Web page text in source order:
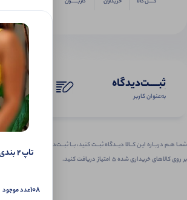
ثبـــــت‌دیدگاه
به‌عنوان کاربر
شمـا هـم دربـاره ایـن کــالا دیــدگاه ثبــت کنید، بــا ثبــت‌دیـدگاه
بر روی کالاهای خریداری شده ۵ امتیاز دریافت کنید.
108عدد موجود